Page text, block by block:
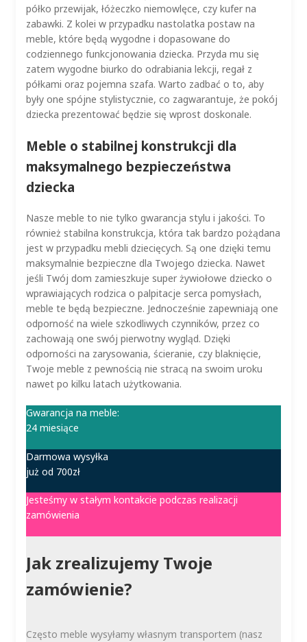
półko przewijak, łóżeczko niemowlęce, czy kufer na
zabawki. Z kolei w przypadku nastolatka postaw na
meble, które będą wygodne i dopasowane do
codziennego funkcjonowania dziecka. Przyda mu się
zatem wygodne biurko do odrabiania lekcji, regał z
półkami oraz pojemna szafa. Warto zadbać o to, aby
były one spójne stylistycznie, co zagwarantuje, że pokój
dziecka prezentować będzie się wprost doskonale.
Meble o stabilnej konstrukcji dla
maksymalnego bezpieczeństwa
dziecka
Nasze meble to nie tylko gwarancja stylu i jakości. To
również stabilna konstrukcja, która tak bardzo pożądana
jest w przypadku mebli dziecięcych. Są one dzięki temu
maksymalnie bezpieczne dla Twojego dziecka. Nawet
jeśli Twój dom zamieszkuje super żywiołowe dziecko o
wprawiających rodzica o palpitacje serca pomysłach,
meble te będą bezpieczne. Jednocześnie zapewniają one
odporność na wiele szkodliwych czynników, przez co
zachowają one swój pierwotny wygląd. Dzięki
odporności na zarysowania, ścieranie, czy blaknięcie,
Twoje meble z pewnością nie stracą na swoim uroku
nawet po kilku latach użytkowania.
Gwarancja na meble:
24 miesiące
Darmowa wysyłka
już od 700zł
Jesteśmy w stałym kontakcie podczas realizacji
zamówienia
Jak zrealizujemy Twoje
zamówienie?
Często meble wysyłamy własnym transportem (nasz